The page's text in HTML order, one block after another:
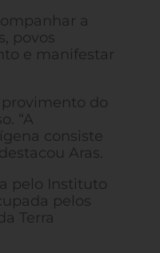
a
povos
e manifestar
do
“A
consiste
Aras.
pelo Instituto
pelos
Terra